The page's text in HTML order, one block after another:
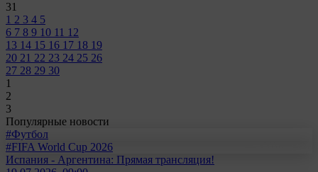
31
1 2 3 4 5
6 7 8 9 10 11 12
13 14 15 16 17 18 19
20 21 22 23 24 25 26
27 28 29 30
1
2
3
Популярные новости
#Футбол
#FIFA World Cup 2026
Испания - Аргентина: Прямая трансляция!